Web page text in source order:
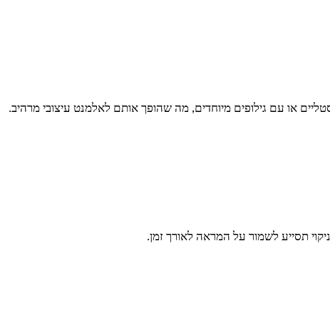
או עם גילופים מיוחדים, מה שהופך אותם לאלמנט עיצובי מרהיב.
תסייע לשמור על המראה לאורך זמן.